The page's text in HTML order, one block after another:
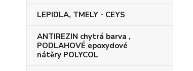
LEPIDLA, TMELY - CEYS
ANTIREZIN chytrá barva ,
PODLAHOVÉ epoxydové
nátěry POLYCOL